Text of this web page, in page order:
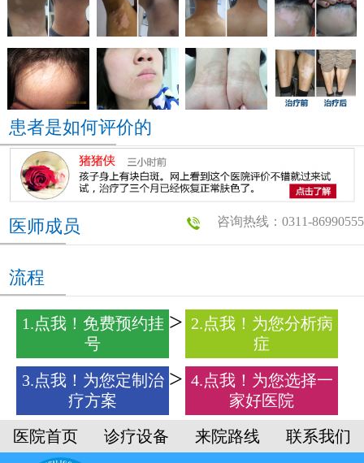
患者是如何评价的
咨询热线：0311-86990555
医师成员
流程
1.点我！免费预约挂
号
2.点我！为您分析病
症
3.点我！为您定制治
疗方案
4.点我！为您选择一
家好医院
医院首页
诊疗设备 来院路线 联系我们